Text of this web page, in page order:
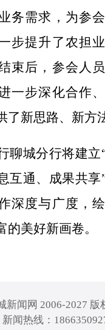
务需求，为参
步提升了农担
束后，参会人
一步深化合作
了新思路、新方
城分行将建立“
互通、成果共享
深度与广度，
的美好新画卷。
新闻网 2006-2027 版
新闻热线：